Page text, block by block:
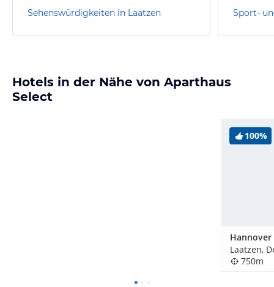
Sehenswürdigkeiten in Laatzen Sport-
Hotels in der Nähe von Aparthaus
Select
100%
Laatzen,
750m